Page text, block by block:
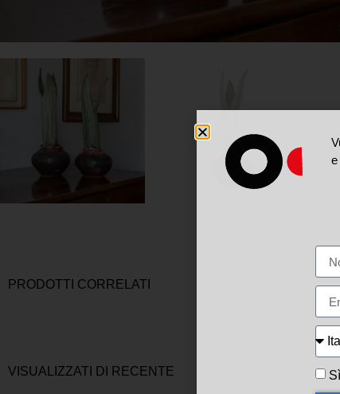
PRODOTTI CORRELATI
VISUALIZZATI DI RECENTE
e